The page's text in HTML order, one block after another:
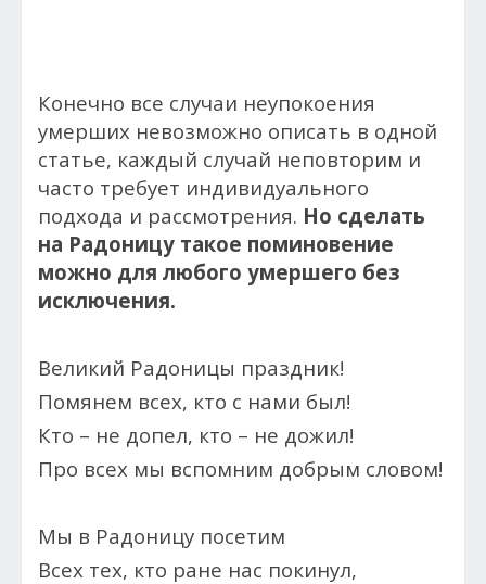
Конечно все случаи неупокоения
умерших невозможно описать в одной
статье, каждый случай неповторим и
часто требует индивидуального
подхода и рассмотрения. Но сделать
на Радоницу такое поминовение
можно для любого умершего без
исключения.
Великий Радоницы праздник!
Помянем всех, кто с нами был!
Кто – не допел, кто – не дожил!
Про всех мы вспомним добрым словом!
Мы в Радоницу посетим
Всех тех, кто ране нас покинул,